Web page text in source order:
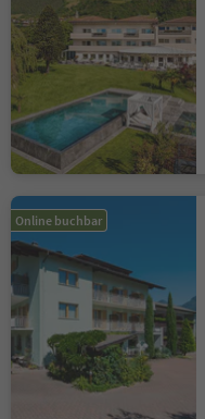
Online buchbar